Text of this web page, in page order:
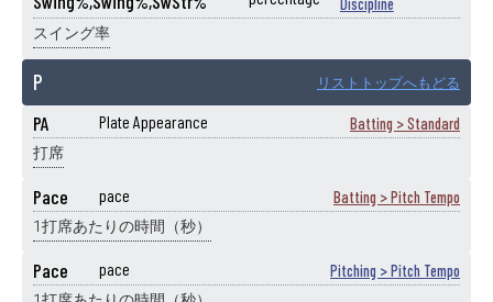
Discipline
スイング率
P リストトップへもどる
PA Plate Appearance Batting > Standard
打席
Pace pace Batting > Pitch Tempo
1打席あたりの時間（秒）
Pace pace Pitching > Pitch Tempo